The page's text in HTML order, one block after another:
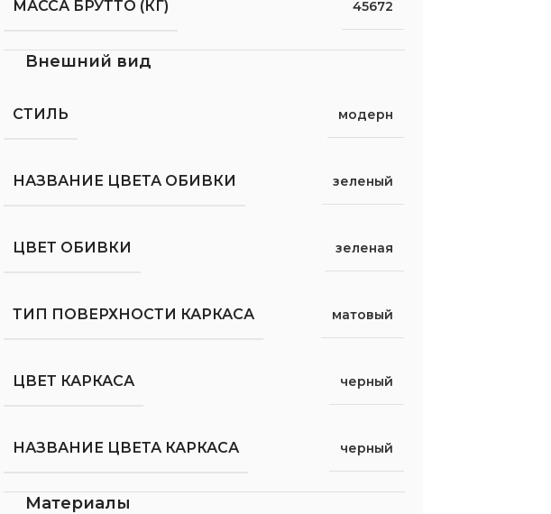
МАССА БРУТТО (КГ) 45672
Внешний вид
СТИЛЬ модерн
НАЗВАНИЕ ЦВЕТА ОБИВКИ зеленый
ЦВЕТ ОБИВКИ зеленая
ТИП ПОВЕРХНОСТИ КАРКАСА матовый
ЦВЕТ КАРКАСА черный
НАЗВАНИЕ ЦВЕТА КАРКАСА черный
Материалы